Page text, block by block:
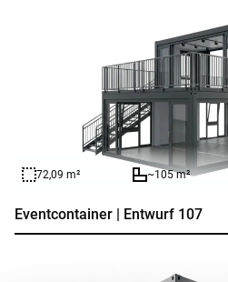
72,09 m² ~105 m²
Eventcontainer | Entwurf 107